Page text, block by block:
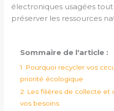
électroniques usagées
préserver les ressources
Sommaire de l'article :
1
Pourquoi recycler vos
priorité écologique
2 Les filières de collecte et
vos besoins